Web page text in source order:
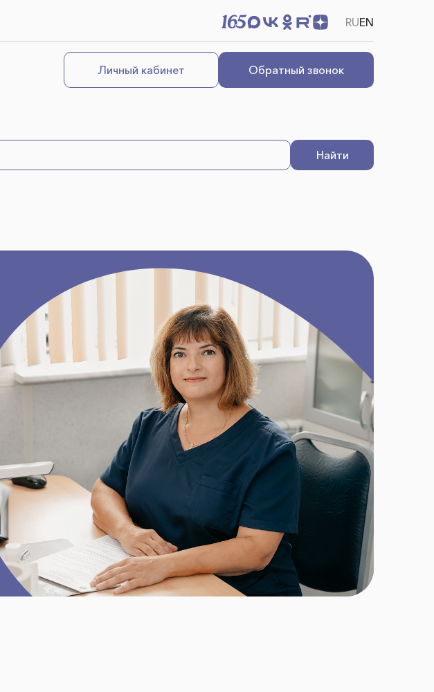
RUEN
Обратный звонок
Личный кабинет
Найти